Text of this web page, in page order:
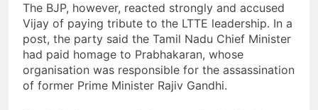
The BJP, however, reacted strongly and accused
Vijay of paying tribute to the LTTE leadership. In a
post, the party said the Tamil Nadu Chief Minister
had paid homage to Prabhakaran, whose
organisation was responsible for the assassination
of former Prime Minister Rajiv Gandhi.